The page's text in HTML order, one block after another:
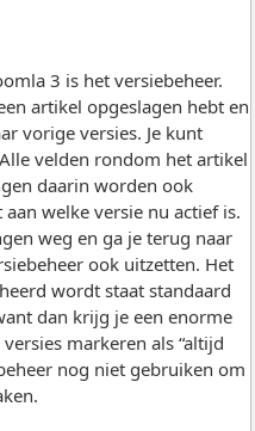
3 is het versiebeheer.
artikel opgeslagen hebt en
vorige versies. Je kunt
velden rondom het artikel
daarin worden ook
welke versie nu actief is.
weg en ga je terug naar
ook uitzetten. Het
wordt staat standaard
dan krijg je een enorme
markeren als “altijd
nog niet gebruiken om